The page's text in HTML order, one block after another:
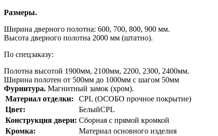
Размеры.
Ширина дверного полотна: 600, 700, 800, 900 мм.
Высота дверного полотна 2000 мм (штатно).
По спецзаказу:
Полотна высотой 1900мм, 2100мм, 2200, 2300, 2400мм.
Ширина полотен от 500мм до 1000мм с шагом 50мм
Фурнитура. Магнитный замок (хром).
Материал отделки:
CPL (ОСОБО прочное покрытие)
Цвет:
БелыйCPL
Конструкция двери: Сборная с прямой кромкой
Кромка:
Материал основного изделия